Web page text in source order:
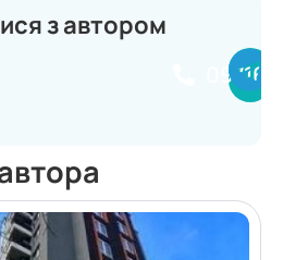
з автором